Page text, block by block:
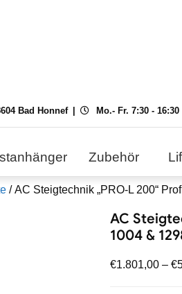
Bad Honnef Mo.- Fr. 7:30 - 16:30
Zubehör
/ AC Steigtechnik „PRO-L 200“
AC
1004 &
€1.801,00 –€